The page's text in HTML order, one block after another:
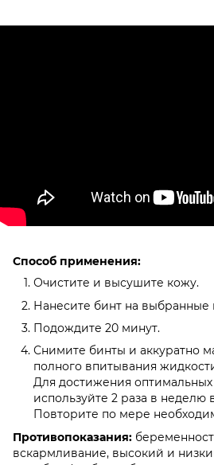
Способ применения:
Очистите и высушите кожу.
Нанесите бинт на выбранные
Подождите 20 минут.
Снимите бинты и аккуратно
полного впитывания
Для достижения оптимальных
используйте 2 раза в неделю
Повторите по мере
Противопоказания:
вскармливание, высокий и